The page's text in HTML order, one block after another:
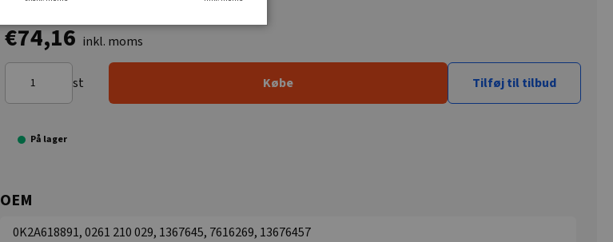
€74,16 inkl. moms
st Købe Tilføj til tilbud
På lager
OEM
0K2A618891, 0261 210 029, 1367645, 7616269, 13676457